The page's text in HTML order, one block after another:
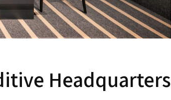
Headquarters